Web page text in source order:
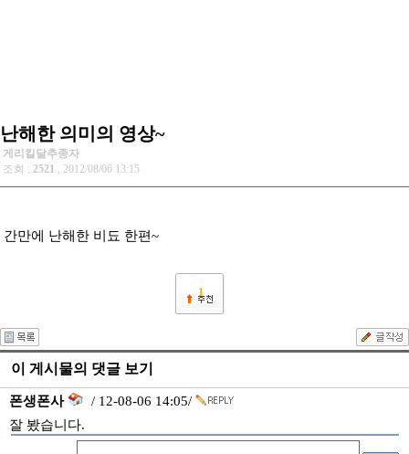
난해한 의미의 영상~
게리킬달추종자
조회 : 2521 , 2012/08/06 13:15
간만에 난해한 비됴 한편~
1
이 게시물의 댓글 보기
폰생폰사
/ 12-08-06 14:05/
잘 봤습니다.